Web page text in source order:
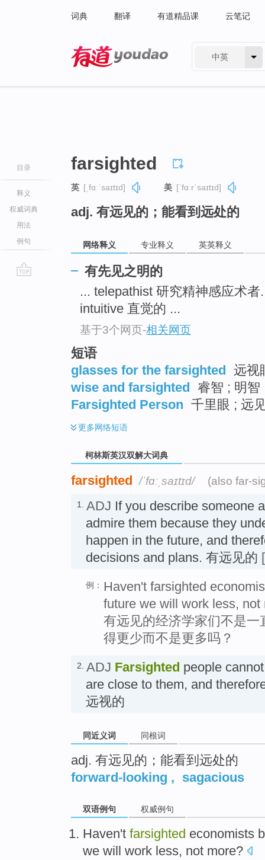
词典 翻译 有道精品课 云笔记
中英
目录
释义
权威词典
用法
例句
farsighted
英 [ˌfɑːˈsaɪtɪd] 美 [ˈfɑːrˈsaɪtɪd]
adj. 有远见的；能看到远处的
网络释义 专业释义 英英释义
有先见之明的
... telepathist 研究精神感应术
intuitive 直觉的 ...
基于3个网页-相关网页
短语
glasses for the farsighted 远视
wise and farsighted 睿智 ; 明智
Farsighted Person 千里眼 ; 远
更多网络短语
柯林斯英汉双解大词典
farsighted /ˈfɑːˌsaɪtɪd/ (also far-
1. ADJ If you describe someone
admire them because they
happen in the future, and
decisions and plans. 有远见的
例： Haven't farsighted
future we will work less, not
有远见的经济学家们不是
得更少而不是更多吗？
2. ADJ Farsighted people
are close to them, and
远视的
同近义词 同根词
adj. 有远见的；能看到远处的
forward-looking , sagacious
双语例句 权威例句
Haven't farsighted economists
we will work less, not more?